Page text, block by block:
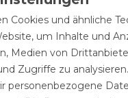
Cookies und ähnliche
um Inhalte und
Medien von
Zugriffe zu
personenbezogene